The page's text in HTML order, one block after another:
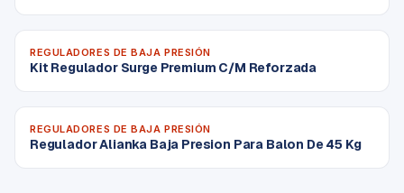
REGULADORES DE BAJA PRESIÓN
Kit Regulador Surge Premium C/M Reforzada
REGULADORES DE BAJA PRESIÓN
Regulador Alianka Baja Presion Para Balon De 45 Kg